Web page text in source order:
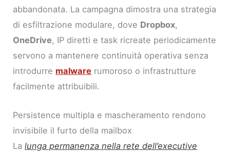
abbandonata. La campagna dimostra una strategia
di esfiltrazione modulare, dove Dropbox,
OneDrive, IP diretti e task ricreate periodicamente
servono a mantenere continuità operativa senza
introdurre malware rumoroso o infrastrutture
facilmente attribuibili.
Persistence multipla e mascheramento rendono
invisibile il furto della mailbox
Lalunga permanenza nella rete dell’executive